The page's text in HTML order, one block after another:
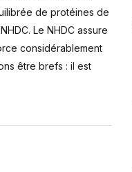
de protéines de
Le NHDC assure
considérablement
être brefs : il est